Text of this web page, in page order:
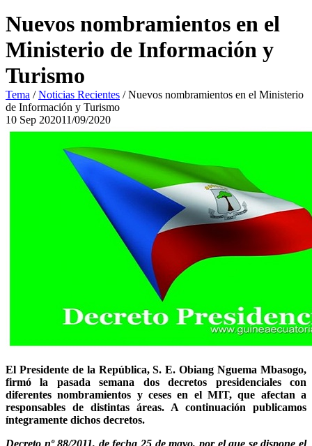
Nuevos nombramientos en el
Ministerio de Información y
Turismo
Tema /Noticias Recientes /Nuevos nombramientos en el Ministerio
de Información y Turismo
10 Sep 202011/09/2020
El Presidente de la República, S. E. Obiang Nguema Mbasogo,
firmó la pasada semana dos decretos presidenciales con
diferentes nombramientos y ceses en el MIT, que afectan a
responsables de distintas áreas. A continuación publicamos
íntegramente dichos decretos.
Decreto nº 88/2011, de fecha 25 de mayo, por el que se dispone el